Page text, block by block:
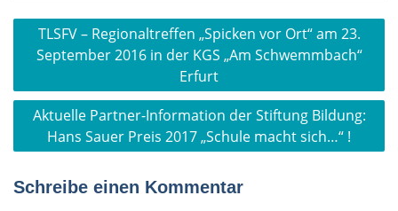
Beitragsnavigation
TLSFV – Regionaltreffen „Spicken vor Ort“ am 23.
September 2016 in der KGS „Am Schwemmbach“
Erfurt
Aktuelle Partner-Information der Stiftung Bildung:
Hans Sauer Preis 2017 „Schule macht sich…“ !
Schreibe einen Kommentar